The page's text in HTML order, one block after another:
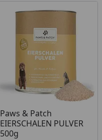
Paws & Patch
EIERSCHALEN PULVER
500g
Produkt am Lager